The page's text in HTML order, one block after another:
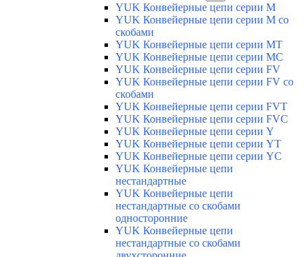
YUK Конвейерные цепи серии М
YUK Конвейерные цепи серии М со
скобами
YUK Конвейерные цепи серии МТ
YUK Конвейерные цепи серии МС
YUK Конвейерные цепи серии FV
YUK Конвейерные цепи серии FV со
скобами
YUK Конвейерные цепи серии FVT
YUK Конвейерные цепи серии FVC
YUK Конвейерные цепи серии Y
YUK Конвейерные цепи серии YТ
YUK Конвейерные цепи серии YС
YUK Конвейерные цепи
нестандартные
YUK Конвейерные цепи
нестандартные со скобами
односторонние
YUK Конвейерные цепи
нестандартные со скобами